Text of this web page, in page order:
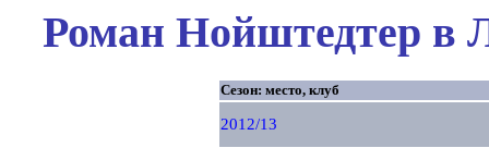
Роман Нойштедтер в
Сезон: место, клуб
2012/13